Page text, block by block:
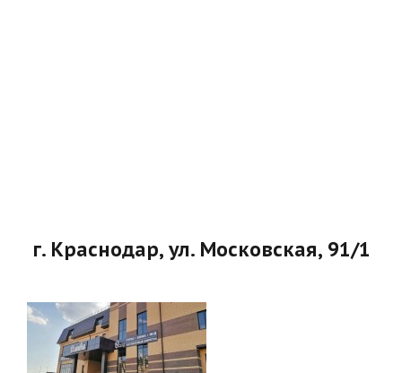
г. Краснодар, ул. Московская, 91/1